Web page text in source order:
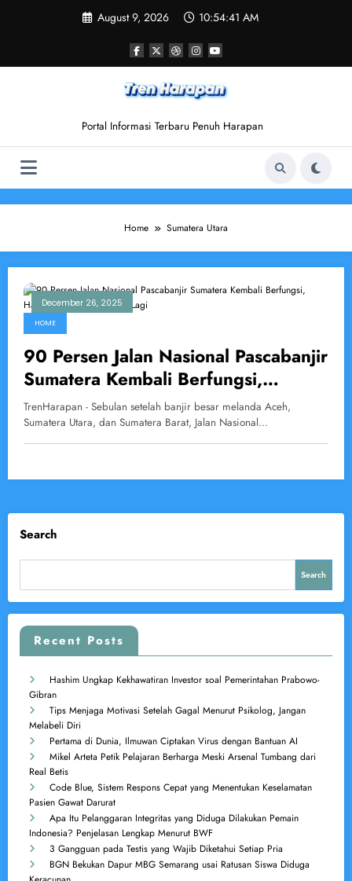
August 9, 2026 10:54:42 AM
Portal Informasi Terbaru Penuh Harapan
Home Sumatera Utara
December 26, 2025
HOME
90 Persen Jalan Nasional Pascabanjir
Sumatera Kembali Berfungsi,
Harapan Mulai Terhubung Lagi
TrenHarapan - Sebulan setelah banjir besar melanda Aceh,
Sumatera Utara, dan Sumatera Barat, Jalan Nasional…
Search
Search
Recent Posts
Hashim Ungkap Kekhawatiran Investor soal Pemerintahan Prabowo-
Gibran
Tips Menjaga Motivasi Setelah Gagal Menurut Psikolog, Jangan
Melabeli Diri
Pertama di Dunia, Ilmuwan Ciptakan Virus dengan Bantuan AI
Mikel Arteta Petik Pelajaran Berharga Meski Arsenal Tumbang dari
Real Betis
Code Blue, Sistem Respons Cepat yang Menentukan Keselamatan
Pasien Gawat Darurat
Apa Itu Pelanggaran Integritas yang Diduga Dilakukan Pemain
Indonesia? Penjelasan Lengkap Menurut BWF
3 Gangguan pada Testis yang Wajib Diketahui Setiap Pria
BGN Bekukan Dapur MBG Semarang usai Ratusan Siswa Diduga